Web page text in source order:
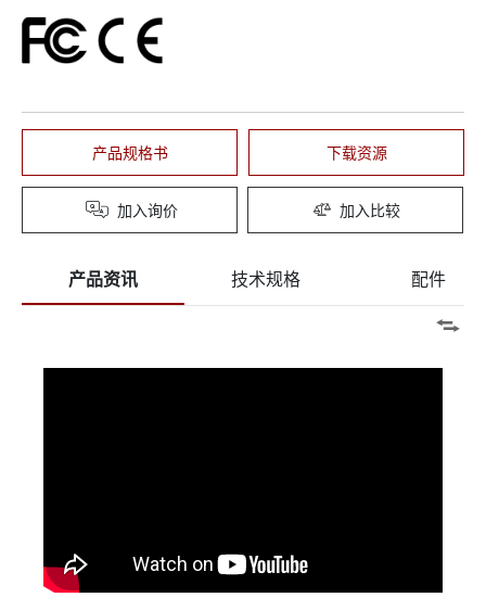
产品规格书 下载资源
加入询价 加入比较
产品资讯 技术规格 配件